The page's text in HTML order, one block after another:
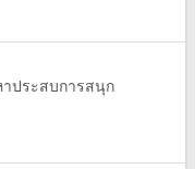
ประสบการสนุก